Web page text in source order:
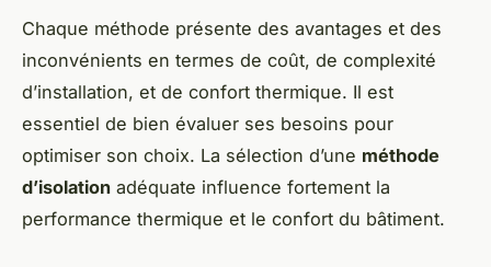
Chaque méthode présente des avantages et des
inconvénients en termes de coût, de complexité
d’installation, et de confort thermique. Il est
essentiel de bien évaluer ses besoins pour
optimiser son choix. La sélection d’une méthode
d’isolation adéquate influence fortement la
performance thermique et le confort du bâtiment.